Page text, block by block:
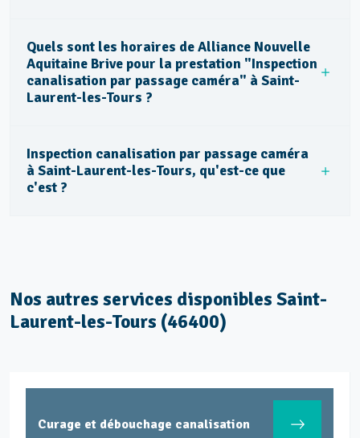
Quels sont les horaires de Alliance Nouvelle
Aquitaine Brive pour la prestation "Inspection
canalisation par passage caméra" à Saint-
Laurent-les-Tours ?
Inspection canalisation par passage caméra
à Saint-Laurent-les-Tours, qu'est-ce que
c'est ?
Nos autres services disponibles Saint-
Laurent-les-Tours (46400)
Curage et débouchage canalisation